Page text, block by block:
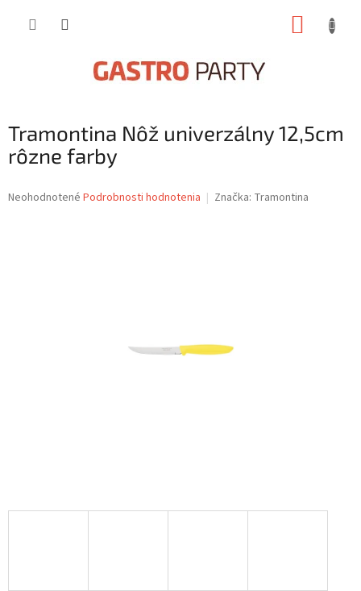
Tramontina Nôž univerzálny 12,5cm
rôzne farby
Priemerné
Neohodnotené Podrobnosti hodnotenia Značka: Tramontina